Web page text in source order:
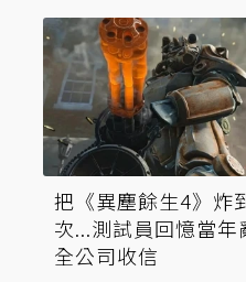
把《異塵餘生4》炸
次...測試員回憶當年
全公司收信